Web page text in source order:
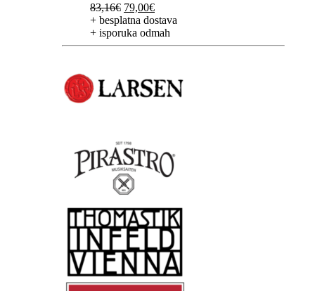
83,16€ Izvorna
cijena
bila
je:
79,00€Trenutna
cijena
je:
79,00€.
+ besplatna dostava
+ isporuka odmah